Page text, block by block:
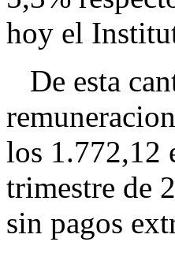
hoy el
De esta
los 1.772,12
trimestre de
sin pagos